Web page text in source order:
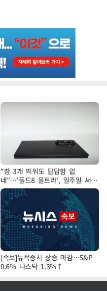
"창 3개 띄워도 답답함 없
네"…'폴드8 울트라', 일주일 써보
니
[속보]뉴욕증시 상승 마감…S&P
0.6% 나스닥 1.3%↑